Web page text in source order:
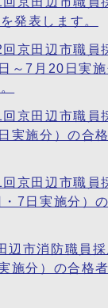
発表します。
京田辺市職員
～7月20日実
京田辺市職員
実施分）の合
京田辺市職員
7日実施分）
辺市消防職員
施分）の合格